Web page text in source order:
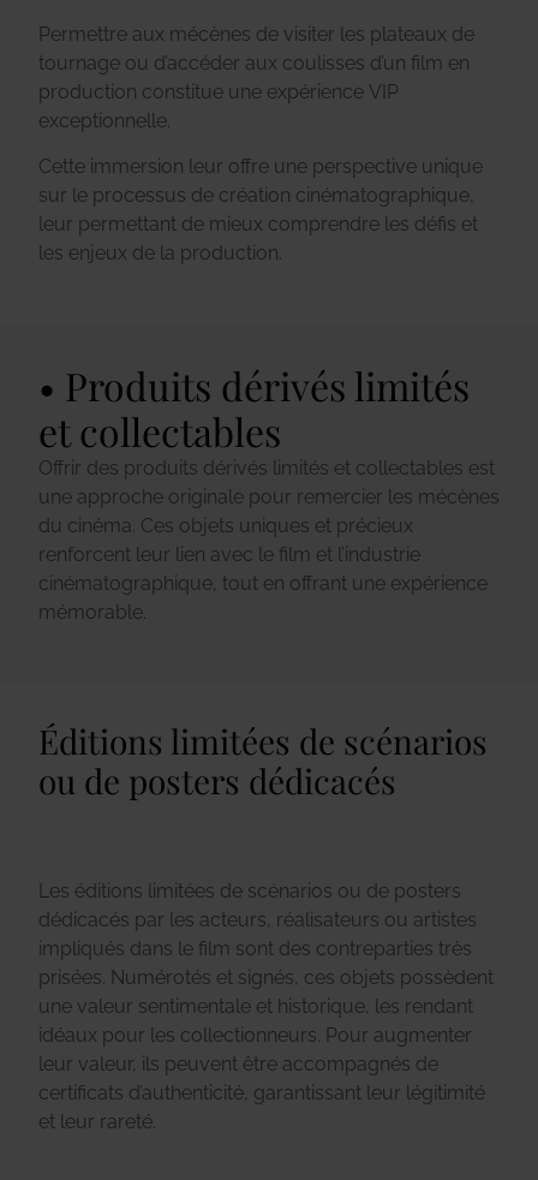
Permettre aux mécènes de visiter les plateaux de
tournage ou d’accéder aux coulisses d’un film en
production constitue une expérience VIP
exceptionnelle.
Cette immersion leur offre une perspective unique
sur le processus de création cinématographique,
leur permettant de mieux comprendre les défis et
les enjeux de la production.
Produits dérivés limités
et collectables
Offrir des produits dérivés limités et collectables est
une approche originale pour remercier les mécènes
du cinéma. Ces objets uniques et précieux
renforcent leur lien avec le film et l’industrie
cinématographique, tout en offrant une expérience
mémorable.
Éditions limitées de scénarios
ou de posters dédicacés
Les éditions limitées de scénarios ou de posters
dédicacés par les acteurs, réalisateurs ou artistes
impliqués dans le film sont des contreparties très
prisées. Numérotés et signés, ces objets possèdent
une valeur sentimentale et historique, les rendant
idéaux pour les collectionneurs. Pour augmenter
leur valeur, ils peuvent être accompagnés de
certificats d’authenticité, garantissant leur légitimité
et leur rareté.